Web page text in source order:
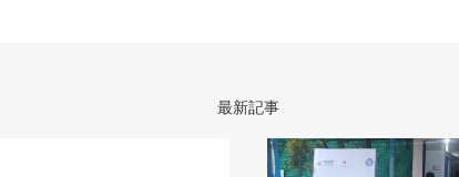
最新記事